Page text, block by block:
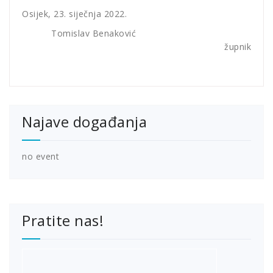
Osijek, 23. siječnja 2022.
Tomislav Benaković
župnik
Najave događanja
no event
Pratite nas!